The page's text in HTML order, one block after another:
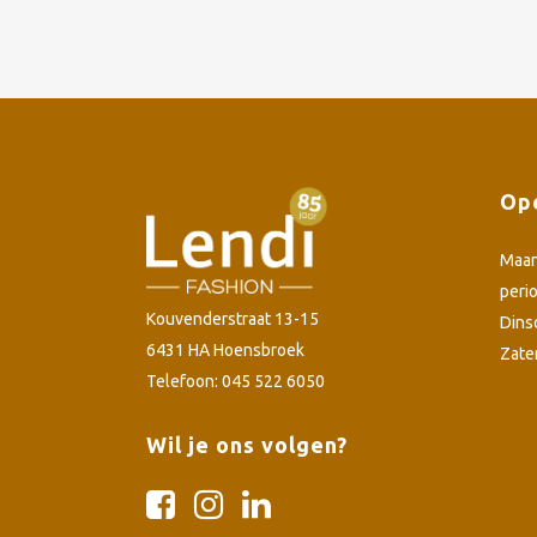
Kouvenderstraat 13-15
6431 HA Hoensbroek
Telefoon: 045 522 6050
Wil je ons volgen?